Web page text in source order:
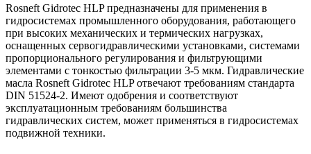
Rosneft Gidrotec HLP предназначены для применения в
гидросистемах промышленного оборудования, работающего
при высоких механических и термических нагрузках,
оснащенных сервогидравлическими установками, системами
пропорционального регулирования и фильтрующими
элементами с тонкостью фильтрации 3-5 мкм. Гидравлические
масла Rosneft Gidrotec HLP отвечают требованиям стандарта
DIN 51524-2. Имеют одобрения и соответствуют
эксплуатационным требованиям большинства
гидравлических систем, может применяться в гидросистемах
подвижной техники.